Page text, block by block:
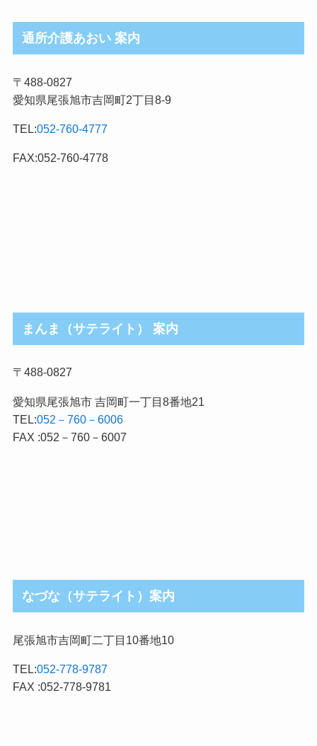
ロ
グ
事
カ
ゴ
リ
通所介護あおい 案内
〒488-0827
愛知県尾張旭市吉岡町2丁目8-9
TEL:052-760-4777
FAX:052-760-4778
まんま（サテライト） 案内
〒488-0827
愛知県尾張旭市 吉岡町一丁目8番地21
TEL:052－760－6006
FAX :052－760－6007
なづな（サテライト）案内
尾張旭市吉岡町二丁目10番地10
TEL:052-778-9787
FAX :052-778-9781